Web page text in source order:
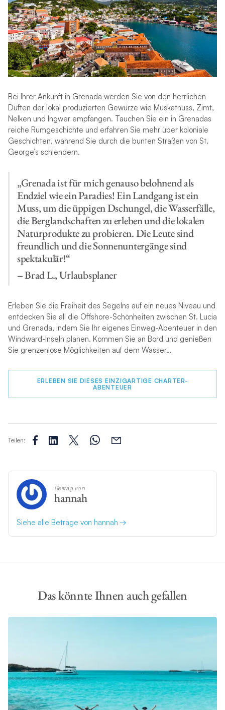
Bei Ihrer Ankunft in Grenada werden Sie von den herrlichen
Düften der lokal produzierten Gewürze wie Muskatnuss, Zimt,
Nelken und Ingwer empfangen. Tauchen Sie ein in Grenadas
reiche Rumgeschichte und erfahren Sie mehr über koloniale
Geschichten, während Sie durch die bunten Straßen von St.
George’s schlendern.
„Grenada ist für mich genauso belohnend als
Endziel wie ein Paradies! Ein Landgang ist ein
Muss, um die üppigen Dschungel, die Wasserfälle,
die Berglandschaften zu erleben und die lokalen
Naturprodukte zu probieren. Die Leute sind
freundlich und die Sonnenuntergänge sind
spektakulär!“
– Brad L., Urlaubsplaner
Erleben Sie die Freiheit des Segelns auf ein neues Niveau und
entdecken Sie all die Offshore-Schönheiten zwischen St. Lucia
und Grenada, indem Sie Ihr eigenes Einweg-Abenteuer in den
Windward-Inseln planen. Kommen Sie an Bord und genießen
Sie grenzenlose Möglichkeiten auf dem Wasser…
ERLEBEN SIE DIESES EINZIGARTIGE CHARTER-
ABENTEUER
Teilen:
Beitrag von
hannah
Siehe alle Beträge von hannah
Das könnte Ihnen auch gefallen